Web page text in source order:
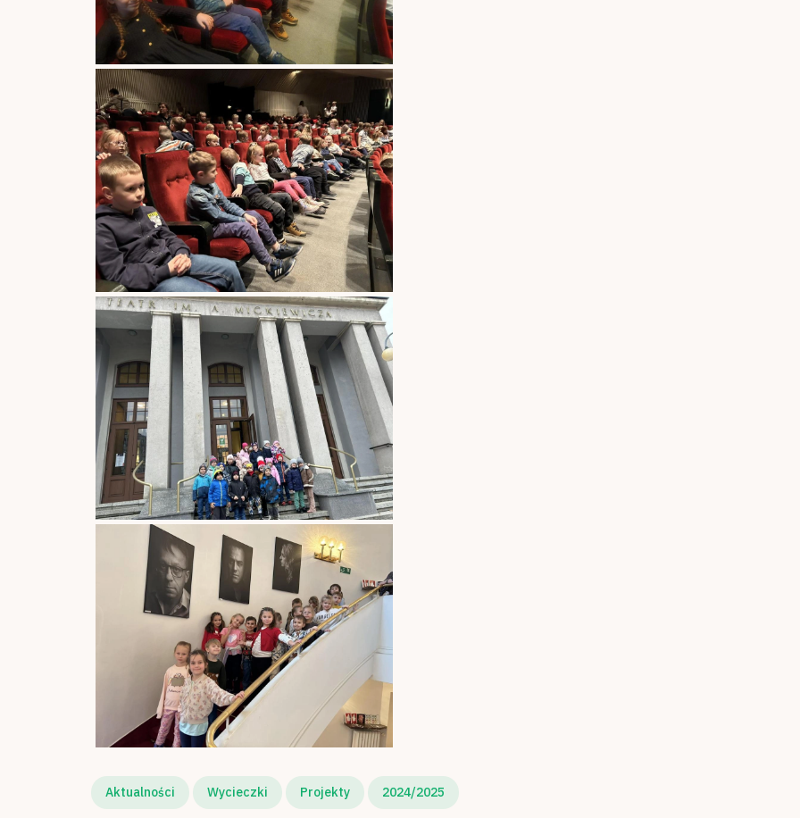
Aktualności Wycieczki Projekty 2024/2025